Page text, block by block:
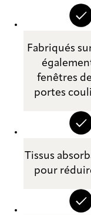
Fabriqués
fenêtres
portes
Tissus
pour